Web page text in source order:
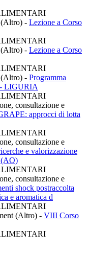
(Altro) - Lezione a Corso
(Altro) - Lezione a Corso
(Altro) - Programma
- LIGURIA
consultazione e
approcci di lotta
consultazione e
e valorizzazione
(AO)
consultazione e
shock postraccolta
e aromatica d
(Altro) - VIII Corso